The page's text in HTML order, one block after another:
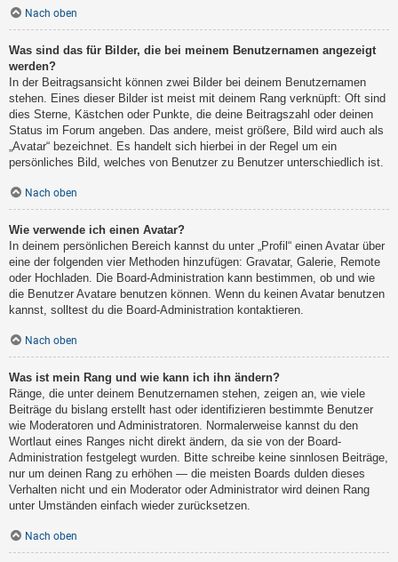
Nach oben
Was sind das für Bilder, die bei meinem Benutzernamen angezeigt
werden?
In der Beitragsansicht können zwei Bilder bei deinem Benutzernamen
stehen. Eines dieser Bilder ist meist mit deinem Rang verknüpft: Oft sind
dies Sterne, Kästchen oder Punkte, die deine Beitragszahl oder deinen
Status im Forum angeben. Das andere, meist größere, Bild wird auch als
„Avatar“ bezeichnet. Es handelt sich hierbei in der Regel um ein
persönliches Bild, welches von Benutzer zu Benutzer unterschiedlich ist.
Nach oben
Wie verwende ich einen Avatar?
In deinem persönlichen Bereich kannst du unter „Profil“ einen Avatar über
eine der folgenden vier Methoden hinzufügen: Gravatar, Galerie, Remote
oder Hochladen. Die Board-Administration kann bestimmen, ob und wie
die Benutzer Avatare benutzen können. Wenn du keinen Avatar benutzen
kannst, solltest du die Board-Administration kontaktieren.
Nach oben
Was ist mein Rang und wie kann ich ihn ändern?
Ränge, die unter deinem Benutzernamen stehen, zeigen an, wie viele
Beiträge du bislang erstellt hast oder identifizieren bestimmte Benutzer
wie Moderatoren und Administratoren. Normalerweise kannst du den
Wortlaut eines Ranges nicht direkt ändern, da sie von der Board-
Administration festgelegt wurden. Bitte schreibe keine sinnlosen Beiträge,
nur um deinen Rang zu erhöhen — die meisten Boards dulden dieses
Verhalten nicht und ein Moderator oder Administrator wird deinen Rang
unter Umständen einfach wieder zurücksetzen.
Nach oben